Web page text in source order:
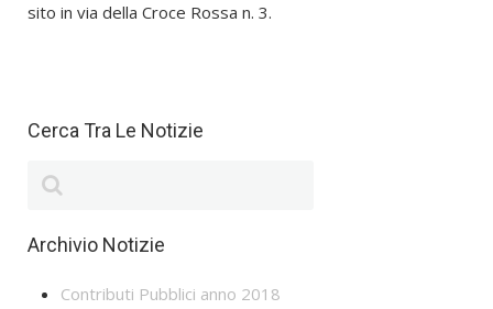
sito in via della Croce Rossa n. 3.
Cerca Tra Le Notizie
Archivio Notizie
Contributi Pubblici anno 2018